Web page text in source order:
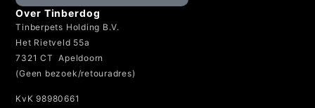
Over Tinberdog
Tinberpets Holding B.V.
Het Rietveld 55a
7321 CT Apeldoorn
(Geen bezoek/retouradres)
KvK 98980661